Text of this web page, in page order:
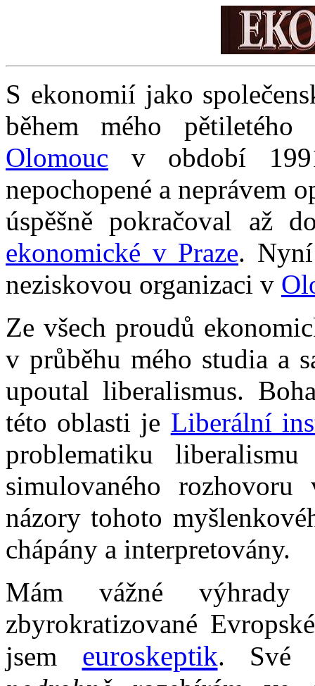
S ekonomií jako
během mého
Olomouc v období
nepochopené a neprávem
úspěšně pokračoval až
ekonomické v Praze.
neziskovou organizaci v
Ze všech proudů
v průběhu mého studia a
upoutal liberalismus.
této oblasti je Liberální
problematiku
simulovaného
názory tohoto
chápány a interpretovány.
Mám vážné
zbyrokratizované
jsem euroskeptik. Své